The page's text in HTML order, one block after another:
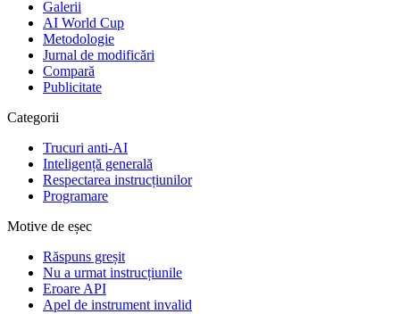
Galerii
AI World Cup
Metodologie
Jurnal de modificări
Compară
Publicitate
Categorii
Trucuri anti-AI
Inteligență generală
Respectarea instrucțiunilor
Programare
Motive de eșec
Răspuns greșit
Nu a urmat instrucțiunile
Eroare API
Apel de instrument invalid